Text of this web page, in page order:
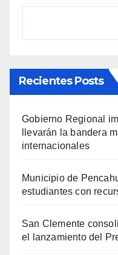
Recientes Posts
Gobierno Regional
llevarán la bandera
internacionales
Municipio de
estudiantes con
San Clemente
el lanzamiento del